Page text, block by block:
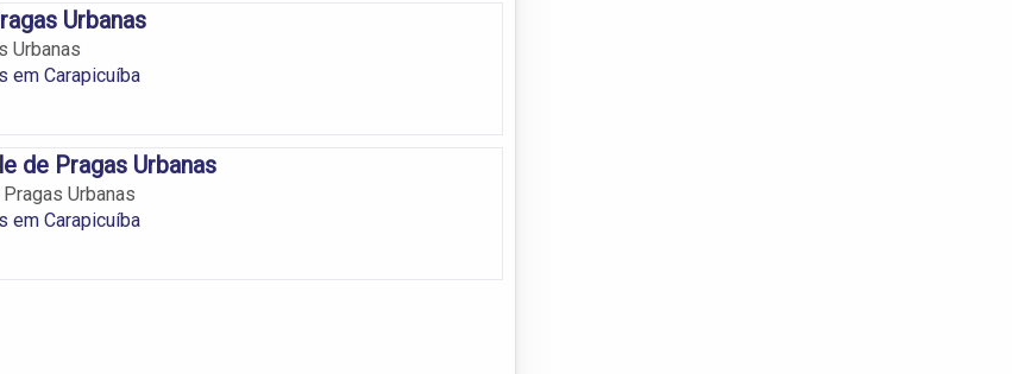
Urbanas
Urbanas
em Carapicuíba
de Pragas Urbanas
Urbanas
em Carapicuíba